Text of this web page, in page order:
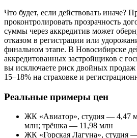
Что будет, если действовать иначе?
проконтролировать прозрачность
суммы через аккредитив может
отказом в регистрации или
финальном этапе. В Новосибирске
аккредитованных застройщиков с
вы исключаете риск двойных
15–18% на страховке и
Реальные примеры цен
ЖК «Авиатор», студия — 4,47
млн; трёшка — 11,98 млн
ЖК «Горская Лагуна»,